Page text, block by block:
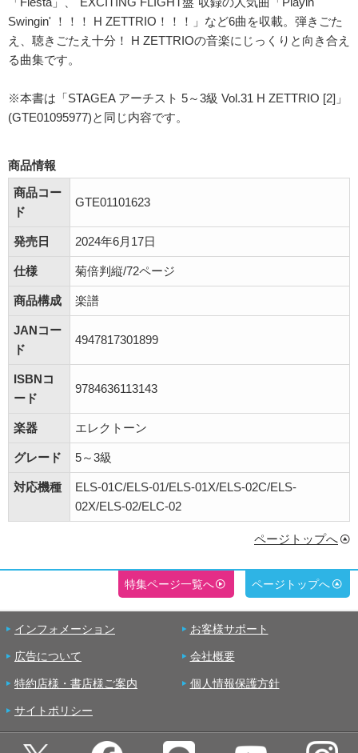
Swingin' ！！！ H ZETTRIO！！！」など6曲を収載。弾きごた
え、聴きごたえ十分！ H ZETTRIOの音楽にじっくりと向き合え
る曲集です。
※本書は「STAGEA アーチスト 5～3級 Vol.31 H ZETTRIO [2]」
(GTE01095977)と同じ内容です。
商品情報
商品コー
ド
GTE01101623
発売日 2024年6月17日
仕様 菊倍判縦/72ページ
商品構成 楽譜
JANコー
ド
4947817301899
ISBNコ
ード
9784636113143
楽器 エレクトーン
グレード 5～3級
対応機種
ELS-01C/ELS-01/ELS-01X/ELS-02C/ELS-
02X/ELS-02/ELC-02
ページトップへ
特集ページ一覧へ ページトップへ
インフォメーション お客様サポート
広告について 会社概要
特約店様・書店様ご案内 個人情報保護方針
サイトポリシー